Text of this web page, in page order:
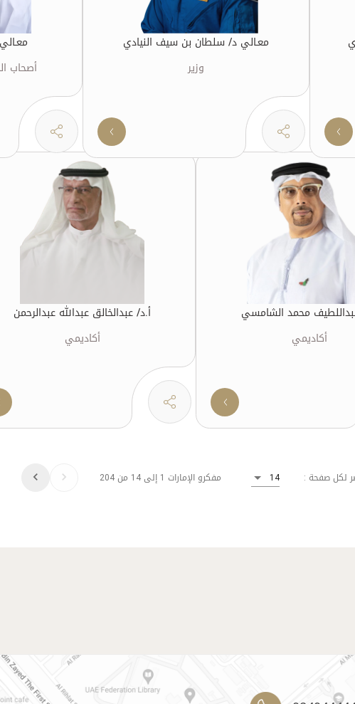
معـالي د/ سلطان بن سيف النيادي
وزير
أصحاب
محمد الشامسي
أكاديمي
أ.د/ عبدالخالق عبدالله عبدالرحمن
أكاديمي
لكل صفحة : 14 مفكرو الإمارات 1 إلى 14 من 204